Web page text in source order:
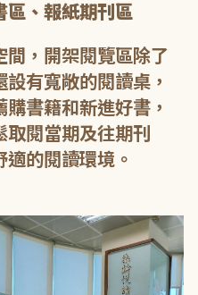
區、報紙期刊區
間，開架閱覽區除了
有寬敞的閱讀桌，
書籍和新進好書，
閱當期及往期刊
的閱讀環境。